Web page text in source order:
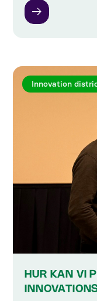
Innovation
HUR KAN VI